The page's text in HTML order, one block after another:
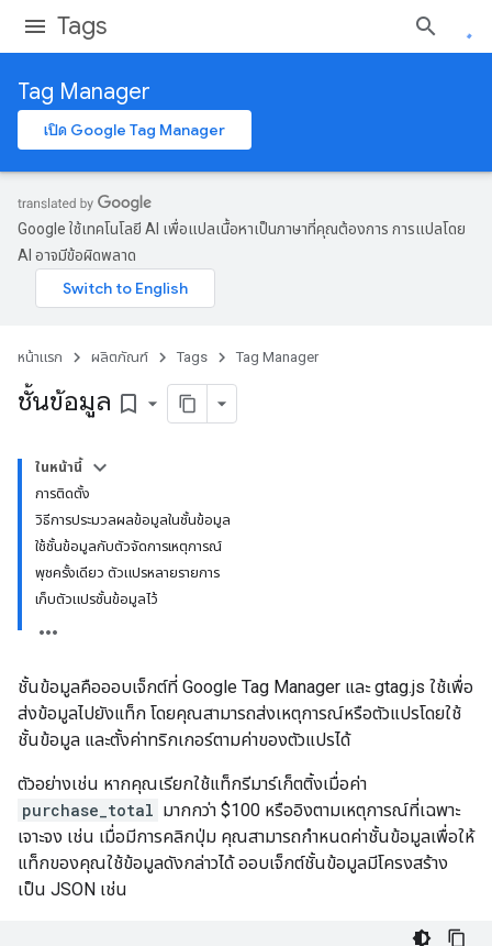
Tags
Tag Manager
เปิด Google Tag Manager
Google ใช้เทคโนโลยี AI เพื่อแปลเนื้อหาเป็นภาษาที่คุณต้องการ การแปลโดย
AI อาจมีข้อผิดพลาด
หน้าแรก ผลิตภัณฑ์ Tags Tag Manager
ชั้นข้อมูล bookmark_border
ในหน้านี้
การติดตั้ง
วิธีการประมวลผลข้อมูลในชั้นข้อมูล
ใช้ชั้นข้อมูลกับตัวจัดการเหตุการณ์
พุชครั้งเดียว ตัวแปรหลายรายการ
เก็บตัวแปรชั้นข้อมูลไว้
ชั้นข้อมูลคือออบเจ็กต์ที่ Google Tag Manager และ gtag.js ใช้เพื่อ
ส่งข้อมูลไปยังแท็ก โดยคุณสามารถส่งเหตุการณ์หรือตัวแปรโดยใช้
ชั้นข้อมูล และตั้งค่าทริกเกอร์ตามค่าของตัวแปรได้
ตัวอย่างเช่น หากคุณเรียกใช้แท็กรีมาร์เก็ตติ้งเมื่อค่า
purchase_total มากกว่า $100 หรืออิงตามเหตุการณ์ที่เฉพาะ
เจาะจง เช่น เมื่อมีการคลิกปุ่ม คุณสามารถกำหนดค่าชั้นข้อมูลเพื่อให้
แท็กของคุณใช้ข้อมูลดังกล่าวได้ ออบเจ็กต์ชั้นข้อมูลมีโครงสร้าง
เป็น JSON เช่น